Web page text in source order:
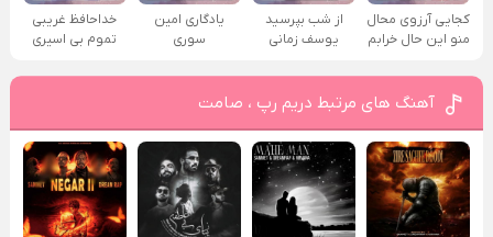
کجایی آرزوی محال
منو این حال خرابم
از شب بپرسید
یوسف زمانی
یادگاری امین
سوری
خداحافظ غریبی
تموم بی اسیری
آهنگ های مرتبط دریم رپ ، صامت